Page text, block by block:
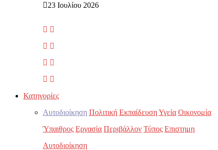
23 Ιουλίου 2026
Κατηγορίες
Αυτοδιοίκηση Πολιτική ΕκπαίδευσηΥγεία Οικονομία
Ύπαιθρος Εργασία Περιβάλλον Τύπος Επιστημη
Αυτοδιοίκηση